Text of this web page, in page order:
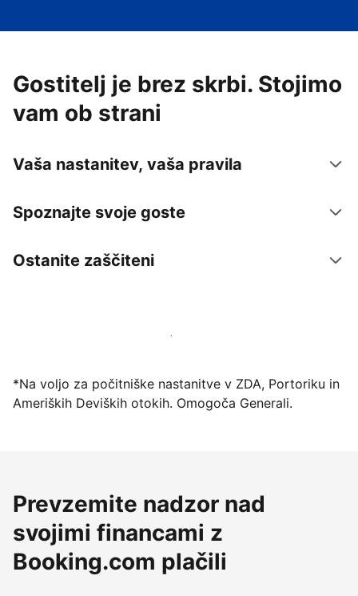
Gostitelj je brez skrbi. Stojimo
vam ob strani
Vaša nastanitev, vaša pravila
Spoznajte svoje goste
Ostanite zaščiteni
Danes ponudite nastanitev prek naše platforme
*Na voljo za počitniške nastanitve v ZDA, Portoriku in
Ameriških Deviških otokih. Omogoča Generali.
Prevzemite nadzor nad
svojimi financami z
Booking.com plačili